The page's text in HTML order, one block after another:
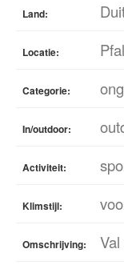
Land:
Locatie:
Categorie:
In/outdoor:
Activiteit:
Klimstijl:
Omschrijving: